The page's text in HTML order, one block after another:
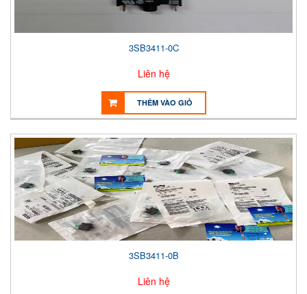
3SB3411-0C
Liên hệ
THÊM VÀO GIỎ
3SB3411-0B
Liên hệ